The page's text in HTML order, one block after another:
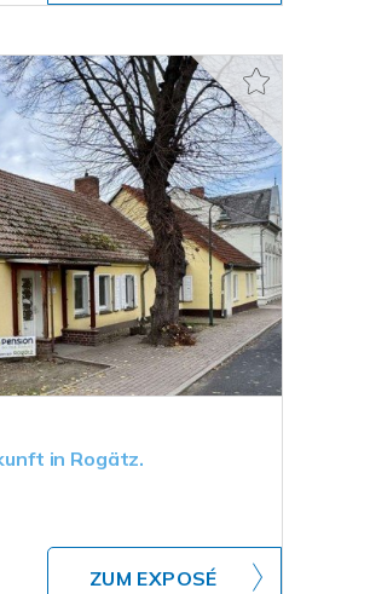
in Rogätz.
ZUM EXPOSÉ